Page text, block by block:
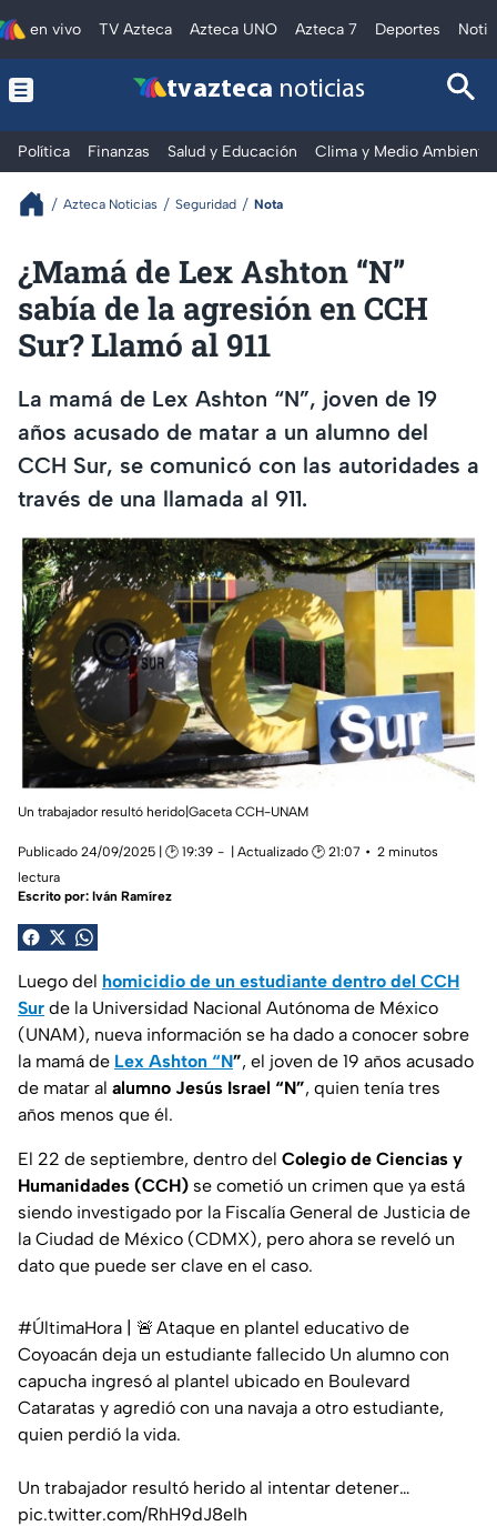
en vivo TV Azteca Azteca UNO Azteca 7 Deportes
tv azteca noticias
Política Finanzas Salud y Educación Clima y Medio Ambiente
Azteca Noticias Seguridad Nota
¿Mamá de Lex Ashton “N”
sabía de la agresión en CCH
Sur? Llamó al 911
La mamá de Lex Ashton “N”, joven de 19
años acusado de matar a un alumno del
CCH Sur, se comunicó con las autoridades a
través de una llamada al 911.
Un trabajador resultó herido|Gaceta CCH-UNAM
Publicado 24/09/2025 | 🕑 19:39 | Actualizado 🕑 21:07
2 minutos
lectura
Escrito por: Iván Ramírez
Luego del homicidio de un estudiante dentro del CCH
Sur de la Universidad Nacional Autónoma de México
(UNAM), nueva información se ha dado a conocer sobre
la mamá de Lex Ashton “N”, el joven de 19 años acusado
de matar al alumno Jesús Israel “N”, quien tenía tres
años menos que él.
El 22 de septiembre, dentro del Colegio de Ciencias y
Humanidades (CCH) se cometió un crimen que ya está
siendo investigado por la Fiscalía General de Justicia de
la Ciudad de México (CDMX), pero ahora se reveló un
dato que puede ser clave en el caso.
#ÚltimaHora | 🚨 Ataque en plantel educativo de
Coyoacán deja un estudiante fallecido Un alumno con
capucha ingresó al plantel ubicado en Boulevard
Cataratas y agredió con una navaja a otro estudiante,
quien perdió la vida.
Un trabajador resultó herido al intentar detener…
pic.twitter.com/RhH9dJ8eIh